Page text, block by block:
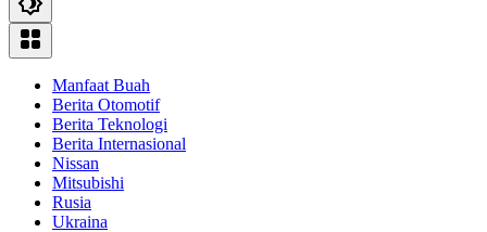
Manfaat Buah
Berita Otomotif
Berita Teknologi
Berita Internasional
Nissan
Mitsubishi
Rusia
Ukraina